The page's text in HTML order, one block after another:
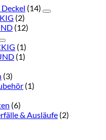
(14)
(2)
(12)
(1)
(1)
(3)
(1)
(6)
& Ausläufe (2)